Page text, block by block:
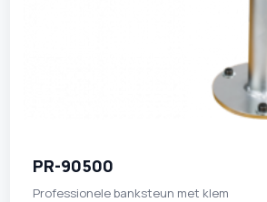
PR-90500
Professionele banksteun met klem